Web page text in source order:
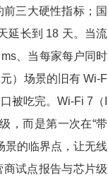
三大硬性指标；国
延长到 18 天。当流
、当每家每户同时
）场景的旧有 Wi-F
被吃完。Wi-Fi 7（I
，而是第一次在“带
景的临界点，让无线
商试点报告与芯片级